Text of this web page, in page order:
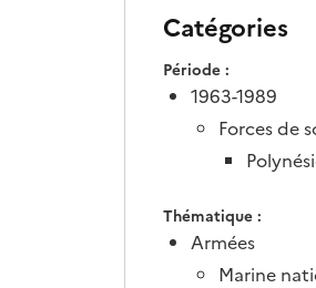
Catégories
Période
1963-1989
Forces de
Thématique
Armées
Marine